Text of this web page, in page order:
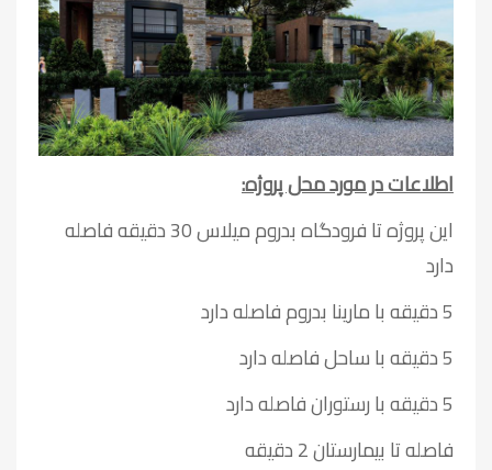
اطلاعات در مورد محل پروژه:
این پروژه تا فرودگاه بدروم میلاس 30 دقیقه فاصله
دارد
5 دقیقه با مارینا بدروم فاصله دارد
5 دقیقه با ساحل فاصله دارد
5 دقیقه با رستوران فاصله دارد
فاصله تا بیمارستان 2 دقیقه